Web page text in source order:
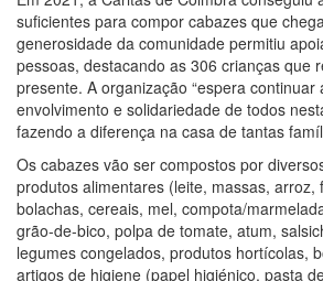
suficientes para compor cabazes que
generosidade da comunidade permitiu
pessoas, destacando as 306 crianças que
presente. A organização “espera continuar
envolvimento e solidariedade de todos
fazendo a diferença na casa de tantas
Os cabazes vão ser compostos por
produtos alimentares (leite, massas, arroz,
bolachas, cereais, mel, compota/
grão-de-bico, polpa de tomate, atum,
legumes congelados, produtos hortícolas,
artigos de higiene (papel higiénico, pasta